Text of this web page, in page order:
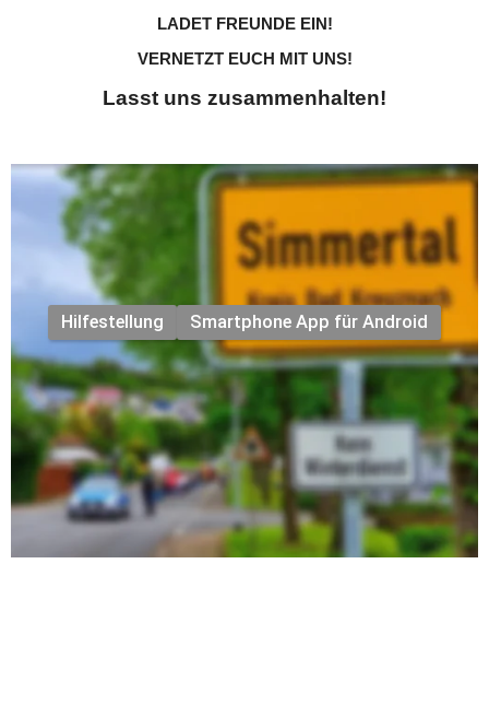
LADET FREUNDE EIN!
VERNETZT EUCH MIT UNS!
Lasst uns zusammenhalten!
Unsere Kinder brauchen unseren Mut!
Wir schweigen nicht, wir halten zusammen!
Hilfestellung Smartphone App für Android